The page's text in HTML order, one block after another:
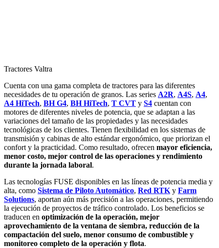
Tractores Valtra
Cuenta con una gama completa de tractores para las diferentes
necesidades de tu operación de granos. Las series A2R, A4S, A4,
A4 HiTech, BH G4, BH HiTech, T CVT y S4 cuentan con
motores de diferentes niveles de potencia, que se adaptan a las
variaciones del tamaño de las propiedades y las necesidades
tecnológicas de los clientes. Tienen flexibilidad en los sistemas de
transmisión y cabinas de alto estándar ergonómico, que priorizan el
confort y la practicidad. Como resultado, ofrecen mayor eficiencia,
menor costo, mejor control de las operaciones y rendimiento
durante la jornada laboral.
Las tecnologías FUSE disponibles en las líneas de potencia media y
alta, como Sistema de Piloto Automático, Red RTK y Farm
Solutions, aportan aún más precisión a las operaciones, permitiendo
la ejecución de proyectos de tráfico controlado. Los beneficios se
traducen en optimización de la operación, mejor
aprovechamiento de la ventana de siembra, reducción de la
compactación del suelo, menor consumo de combustible y
monitoreo completo de la operación y flota.